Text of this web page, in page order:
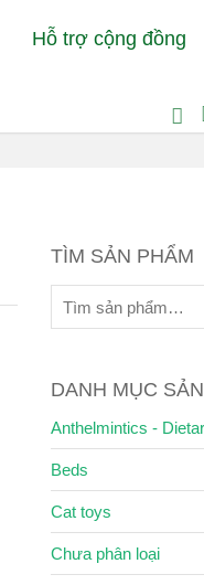
Hỗ trợ cộng đồng
TÌM SẢN PHẨM
DANH MỤC
Anthelmintics -
Beds
Cat toys
Chưa phân loại